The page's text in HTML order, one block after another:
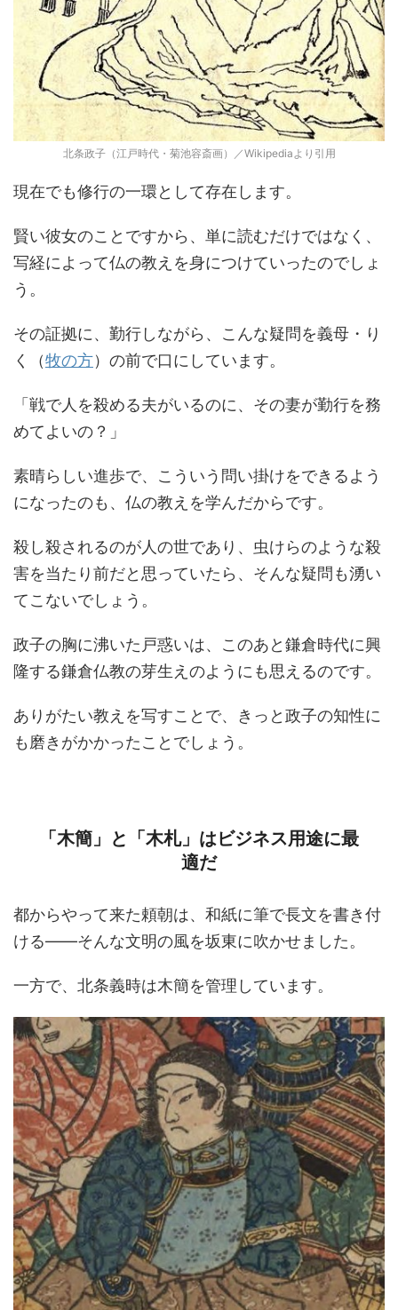
北条政子（江戸時代・菊池容斎画）／Wikipediaより引用
現在でも修行の一環として存在します。
賢い彼女のことですから、単に読むだけではなく、
写経によって仏の教えを身につけていったのでしょ
う。
その証拠に、勤行しながら、こんな疑問を義母・り
く（牧の方）の前で口にしています。
「戦で人を殺める夫がいるのに、その妻が勤行を務
めてよいの？」
素晴らしい進歩で、こういう問い掛けをできるよう
になったのも、仏の教えを学んだからです。
殺し殺されるのが人の世であり、虫けらのような殺
害を当たり前だと思っていたら、そんな疑問も湧い
てこないでしょう。
政子の胸に沸いた戸惑いは、このあと鎌倉時代に興
隆する鎌倉仏教の芽生えのようにも思えるのです。
ありがたい教えを写すことで、きっと政子の知性に
も磨きがかかったことでしょう。
「木簡」と「木札」はビジネス用途に最
適だ
都からやって来た頼朝は、和紙に筆で長文を書き付
ける――そんな文明の風を坂東に吹かせました。
一方で、北条義時は木簡を管理しています。